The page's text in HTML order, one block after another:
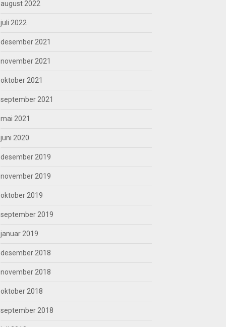
august 2022
juli 2022
desember 2021
november 2021
oktober 2021
september 2021
mai 2021
juni 2020
desember 2019
november 2019
oktober 2019
september 2019
januar 2019
desember 2018
november 2018
oktober 2018
september 2018